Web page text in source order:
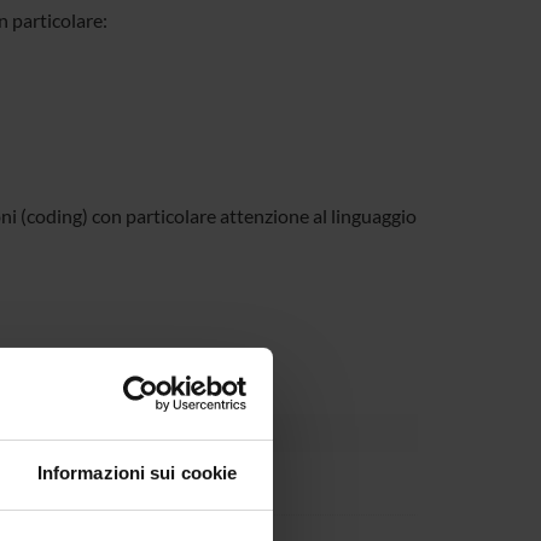
Informazioni sui cookie
particolare:
(coding) con particolare attenzione al linguaggio